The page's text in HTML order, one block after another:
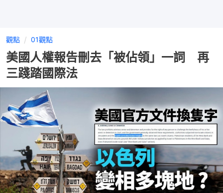
觀點 01觀點
美國人權報告刪去「被佔領」一詞 再
三踐踏國際法